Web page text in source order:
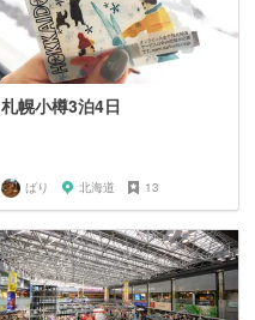
札幌小樽3泊4日
ばり 北海道 13